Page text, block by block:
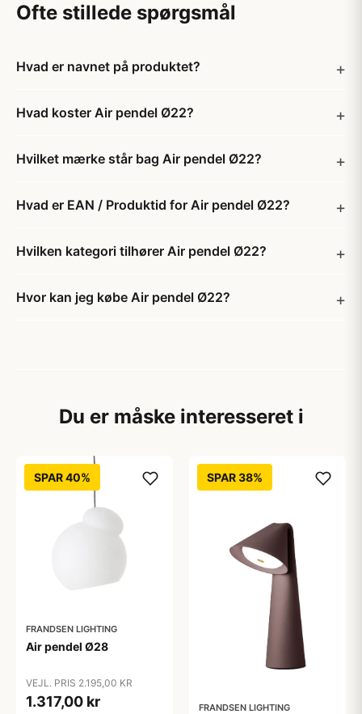
Ofte stillede spørgsmål
Hvad er navnet på produktet?
Hvad koster Air pendel Ø22?
Hvilket mærke står bag Air pendel Ø22?
Hvad er EAN / Produktid for Air pendel Ø22?
Hvilken kategori tilhører Air pendel Ø22?
Hvor kan jeg købe Air pendel Ø22?
Du er måske interesseret i
SPAR 40%
FRANDSEN LIGHTING
Air pendel Ø28
VEJL. PRIS 2.195,00 KR
1.317,00 kr
SPAR 38%
FRANDSEN LIGHTING